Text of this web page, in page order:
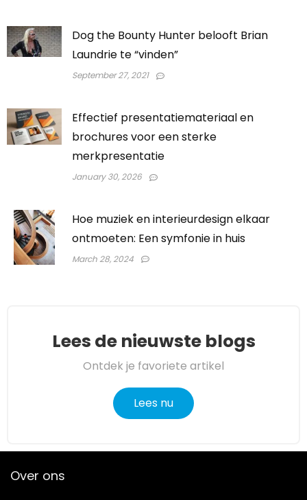
Dog the Bounty Hunter belooft Brian
Laundrie te “vinden”
September 27, 2021
Effectief presentatiemateriaal en
brochures voor een sterke
merkpresentatie
January 30, 2026
Hoe muziek en interieurdesign elkaar
ontmoeten: Een symfonie in huis
March 28, 2024
Lees de nieuwste blogs
Ontdek je favoriete artikel
Lees nu
Over ons